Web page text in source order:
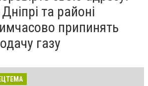
та районі
припинять
газу